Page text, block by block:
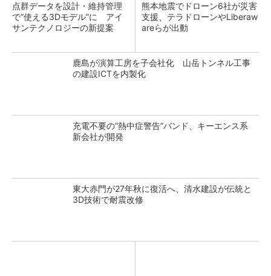
点群データを設計・維持管理
で“使える3Dモデル”に アイ
サンテクノロジーの新提案
熊本地震でドローン6社が災害
支援、テラドローンやLiberaw
areらが出動
鹿島が演算工房を子会社化 山岳トンネル工事
の建設ICTを内製化
充電不要の“熱中症警告”バンド、キーエンス系
新会社が開発
東大赤門が27年秋に復活へ、清水建設が伝統と
3D技術で耐震改修